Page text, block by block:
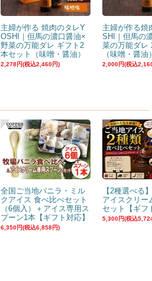
主婦が作る 焼肉のタレY
OSHI｜但馬の濃口醤油×
野菜の万能ダレ ギフト2
本セット（味噌・醤油）
2,278円(税込2,460円)
主婦が作る焼
SHI｜但馬の
菜の万能ダレ
（味噌・醤油
2,000円(税込
全国ご当地バニラ・ミル
クアイス 食べ比べセット
（6個入）＋アイス専用ス
プーン1本【ギフト対応】
6,350円(税込6,858円)
【2種選べる
アイスクリー
セット【ギフ
5,300円(税込